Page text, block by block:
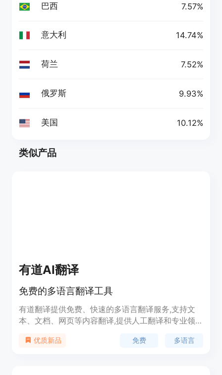
巴西 7.57%
意大利 14.74%
荷兰 7.52%
俄罗斯 9.93%
美国 10.12%
类似产品
有道AI翻译
免费的多语言翻译工具
有道翻译提供免费、快速的多语言翻译服务,支持文
本、文档、网页等内容翻译,提供人工翻译和专业领
具。优质新品 免费 多语言